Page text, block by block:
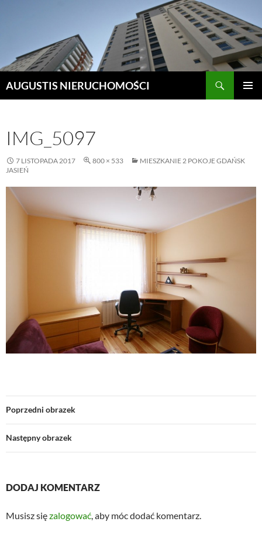
AUGUSTIS NIERUCHOMOŚCI
IMG_5097
7 LISTOPADA 2017 800 × 533
MIESZKANIE 2 POKOJE GDAŃSK
JASIEŃ
Poprzedni obrazek
Następny obrazek
DODAJ KOMENTARZ
Musisz sięzalogować, aby móc dodać komentarz.